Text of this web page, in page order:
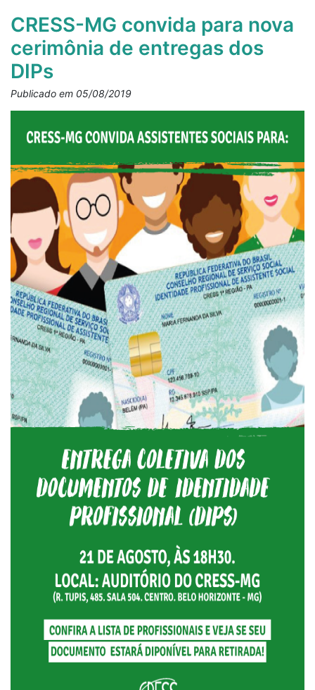
CRESS-MG convida para nova
cerimônia de entregas dos
DIPs
Publicado em 05/08/2019